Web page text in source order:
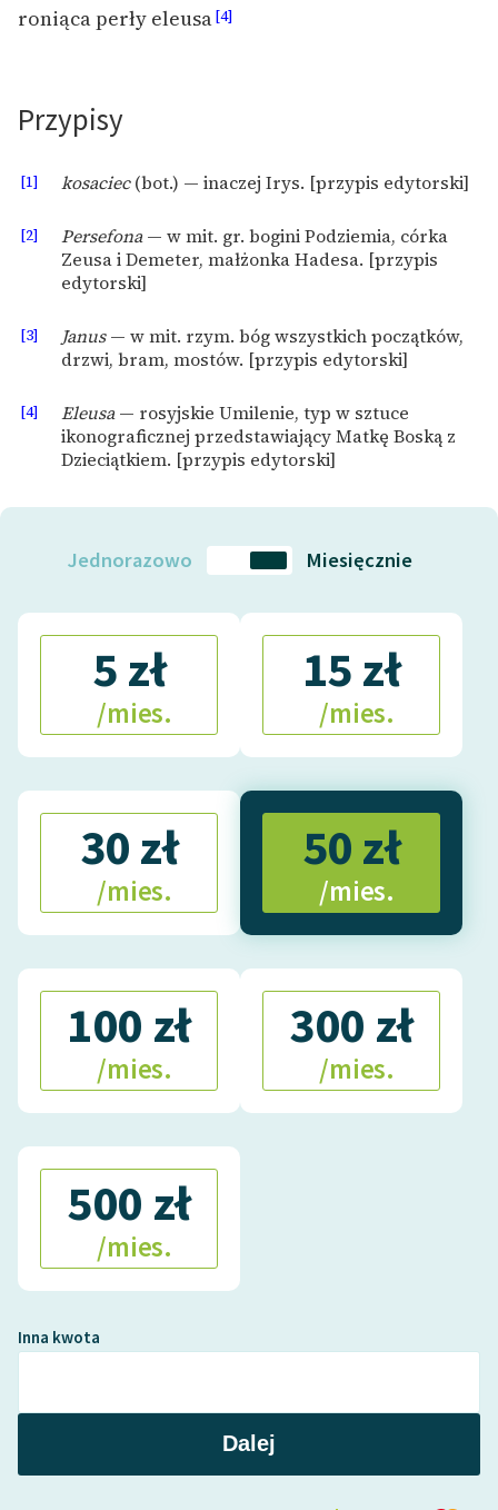
Zespół
Wolnych Lektur
Logotypy
Polityka prywatności
Dane fundacji i
sprawozdania finansowe
Regulamin darowizn
Informacja o treściach
roniąca perły eleusa[4]
Przypisy
[1] kosaciec(bot.) — inaczej Irys. [przypis edytorski]
[2] Persefona— w mit. gr. bogini Podziemia, córka
Zeusa i Demeter, małżonka Hadesa. [przypis
edytorski]
[3] Janus— w mit. rzym. bóg wszystkich początków,
drzwi, bram, mostów. [przypis edytorski]
[4] Eleusa— rosyjskie Umilenie, typ w sztuce
ikonograficznej przedstawiający Matkę Boską z
Dzieciątkiem. [przypis edytorski]
Jednorazowo Miesięcznie
5 zł
/mies.
15 zł
/mies.
30 zł
/mies.
50 zł
/mies.
100 zł
/mies.
300 zł
/mies.
500 zł
/mies.
Inna kwota
Dalej